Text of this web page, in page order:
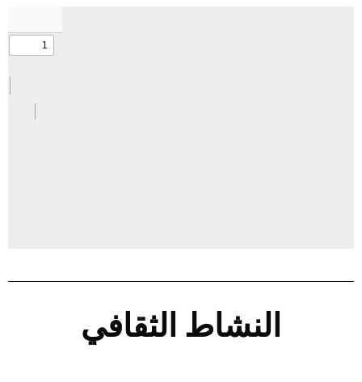
النشاط الثقافي